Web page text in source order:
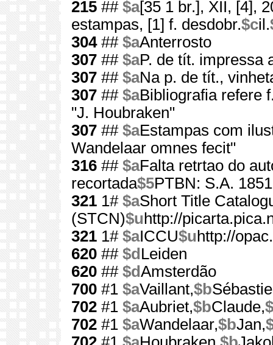
215 ## $a[35 1 br.], XII, [4],
estampas, [1] f. desdobr.$cil.
304## $aAnterrosto
307 ## $aP. de tít. impressa
307 ## $aNa p. de tít.,
307 ## $aBibliografia refere
"J. Houbraken"
307 ## $aEstampas com
Wandelaar omnes fecit"
316 ## $aFalta retrtao do
recortada$5PTBN: S.A.
321 1# $aShort Title
(STCN)$u http://
321 1# $aICCU$u http://
620 ## $d Leiden
620 ## $dAmsterdão
700 #1 $aVaillant,$b
702 #1 $aAubriet,$bClaude,
702 #1 $aWandelaar,$bJan,